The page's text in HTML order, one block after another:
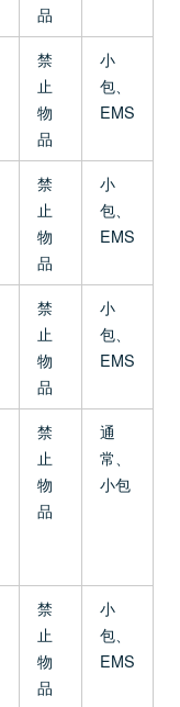
品
禁
止
物
品
小
包、
EMS
禁
止
物
品
小
包、
EMS
禁
止
物
品
小
包、
EMS
禁
止
物
品
通
常、
小包
禁
止
物
品
小
包、
EMS